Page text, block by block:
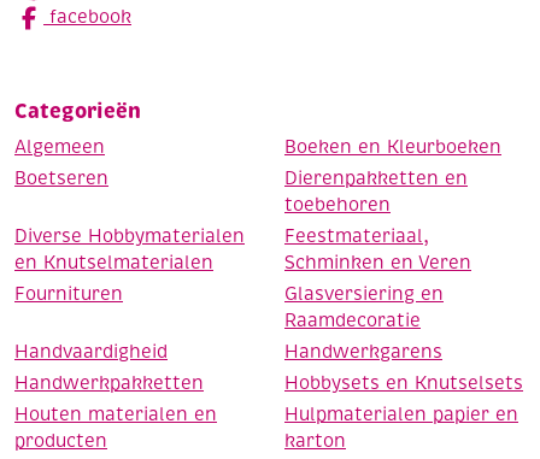
facebook
Categorieën
Algemeen
Boeken en Kleurboeken
Boetseren
Dierenpakketten en
toebehoren
Diverse Hobbymaterialen
en Knutselmaterialen
Feestmateriaal,
Schminken en Veren
Fournituren
Glasversiering en
Raamdecoratie
Handvaardigheid
Handwerkgarens
Handwerkpakketten
Hobbysets en Knutselsets
Houten materialen en
producten
Hulpmaterialen papier en
karton